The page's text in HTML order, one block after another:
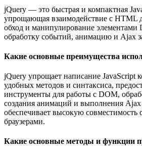
jQuery — это быстрая и компактная
упрощающая взаимодействие с HTML
обход и манипулирование элементами
обработку событий, анимацию и Ajax
Какие основные преимущества
jQuery упрощает написание JavaScript
удобных методов и синтаксиса,
инструменты для работы с DOM,
создания анимаций и выполнения
обеспечивает высокую совместимость
браузерами.
Какие основные методы и функции